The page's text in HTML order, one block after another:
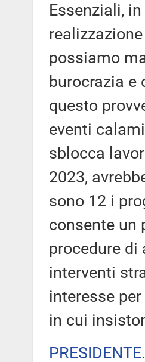
Essenziali,
possiamo
burocrazia e
questo
eventi
sblocca
2023,
sono 12 i
consente un
procedure
interventi
interesse
in cui
PRESIDENTE